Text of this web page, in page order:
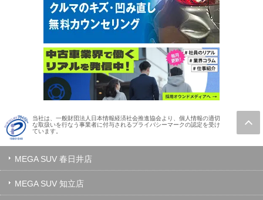
当社は、一般財団法人日本情報経済社会推進協会より、個人情報の適切
な取扱いを行なう事業者に付与されるプライバシーマークの認定を受け
ています。
MEGA SUV 春日井店
MEGA SUV 知立店